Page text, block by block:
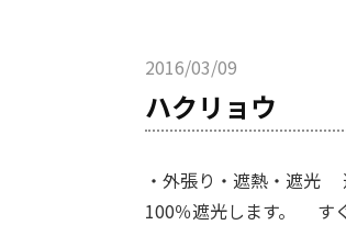
2016/03/09
ハクリョウ
・外張り・遮熱・遮光
100％遮光します。 す